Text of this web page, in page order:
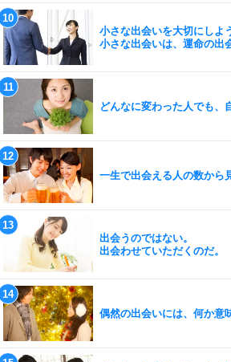
小さな出会いを大切にしよ
小さな出会いは、運命の出
どんなに変わった人でも、
一生で出会える人の数から
出会うのではない。
出会わせていただくのだ。
偶然の出会いには、何か意